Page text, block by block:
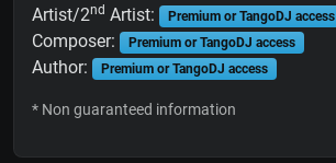
Artist/2nd Artist: Premium or TangoDJ access
Composer: Premium or TangoDJ access
Author: Premium or TangoDJ access
* Non guaranteed information